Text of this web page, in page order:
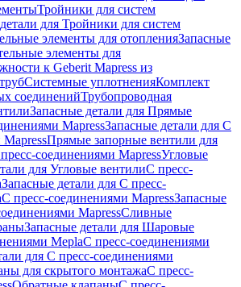
Тройники для систем
для Тройники для систем
элементы для отопленияЗапасные
элементы для
к Geberit Mapress из
Системные уплотненияКомплект
соединенийТрубопроводная
Запасные детали для Прямые
MapressЗапасные детали для С
Прямые запорные вентили для
соединениями MapressУгловые
для Угловые вентилиС пресс-
Запасные детали для С пресс-
С пресс-соединениями MapressЗапасные
MapressСливные
Запасные детали для Шаровые
MeplaС пресс-соединениями
для С пресс-соединениями
для скрытого монтажаС пресс-